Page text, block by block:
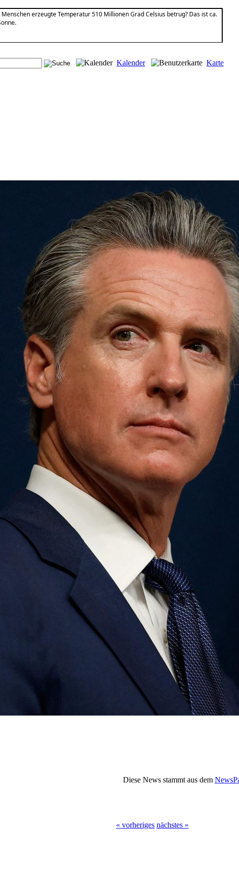
erzeugte Temperatur 510 Millionen Grad Celsius betrug? Das ist ca.
Kalender
Karte
Diese News stammt aus dem
« vorheriges nächstes »